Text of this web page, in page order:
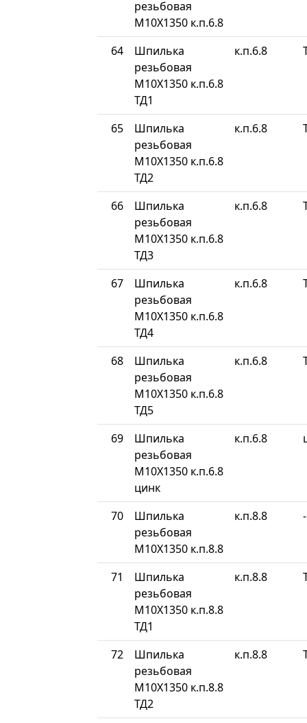
резьбовая
М10Х1350 к.п.6.8
64
Шпилька
резьбовая
М10Х1350 к.п.6.8
ТД1
к.п.6.8
65
Шпилька
резьбовая
М10Х1350 к.п.6.8
ТД2
к.п.6.8
66
Шпилька
резьбовая
М10Х1350 к.п.6.8
ТД3
к.п.6.8
67
Шпилька
резьбовая
М10Х1350 к.п.6.8
ТД4
к.п.6.8
68
Шпилька
резьбовая
М10Х1350 к.п.6.8
ТД5
к.п.6.8
69
Шпилька
резьбовая
М10Х1350 к.п.6.8
цинк
к.п.6.8
70
Шпилька
резьбовая
М10Х1350 к.п.8.8
к.п.8.8 -
71
Шпилька
резьбовая
М10Х1350 к.п.8.8
ТД1
к.п.8.8
72
Шпилька
резьбовая
М10Х1350 к.п.8.8
ТД2
к.п.8.8